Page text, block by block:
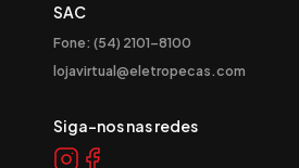
SAC
Fone: (54) 2101-8100
lojavirtual@eletropecas.com
Siga-nos nas redes